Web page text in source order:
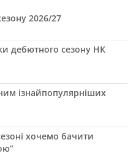
2026/27
дебютного сезону НК
ізнайпопулярніших
хочемо бачити